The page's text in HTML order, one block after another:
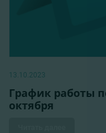
13.10.2023
График работы
октября